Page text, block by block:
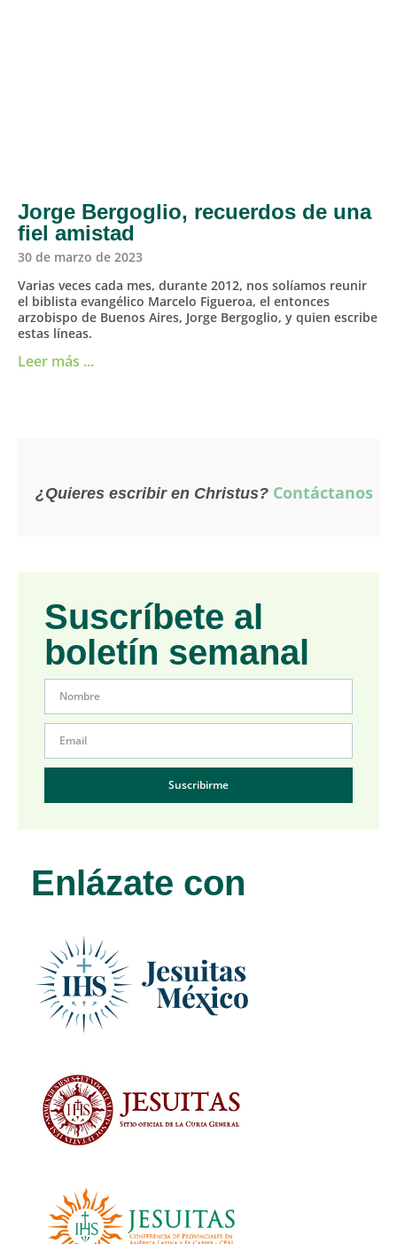
Jorge Bergoglio, recuerdos de una
fiel amistad
30 de marzo de 2023
Varias veces cada mes, durante 2012, nos solíamos reunir
el biblista evangélico Marcelo Figueroa, el entonces
arzobispo de Buenos Aires, Jorge Bergoglio, y quien escribe
estas líneas.
Leer más ...
¿Quieres escribir en Christus? Contáctanos
Suscríbete al
boletín semanal
Suscribirme
Enlázate con